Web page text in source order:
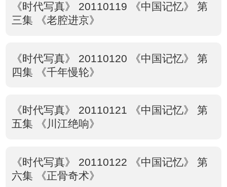
《时代写真》 20110119 《中国记忆》 第
三集 《老腔进京》
《时代写真》 20110120 《中国记忆》 第
四集 《千年慢轮》
《时代写真》 20110121 《中国记忆》 第
五集 《川江绝响》
《时代写真》 20110122 《中国记忆》 第
六集 《正骨奇术》